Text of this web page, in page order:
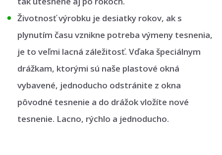
Životnosť výrobku je desiatky rokov, ak s
plynutím času vznikne potreba výmeny tesnenia,
je to veľmi lacná záležitosť. Vďaka špeciálnym
drážkam, ktorými sú naše plastové okná
vybavené, jednoducho odstránite z okna
pôvodné tesnenie a do drážok vložíte nové
tesnenie. Lacno, rýchlo a jednoducho.